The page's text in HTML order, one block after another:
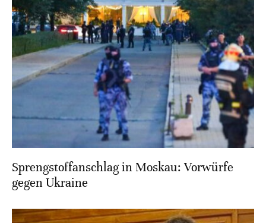
Sprengstoffanschlag in Moskau: Vorwürfe
gegen Ukraine